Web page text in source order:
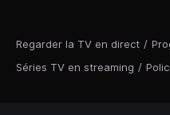
Regarder la TV en direct /
Séries TV en streaming /